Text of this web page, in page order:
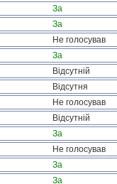
За
За
Не голосував
За
Відсутній
Відсутня
Не голосував
Відсутній
За
Не голосував
За
За